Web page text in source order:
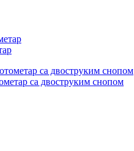
са двоструким снопом